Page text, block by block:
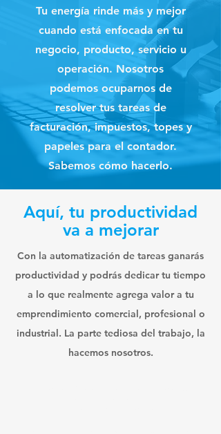
Tu energía rinde más y mejor
cuando está enfocada en tu
negocio, producto, servicio u
operación. Nosotros
podemos ocuparnos de
resolver tus tareas de
facturación, impuestos, topes y
papeles para el contador.
Sabemos cómo hacerlo.
Aquí, tu productividad
va a mejorar
Con la automatización de tareas ganarás
productividad y podrás dedicar tu tiempo
a lo que realmente agrega valor a tu
emprendimiento comercial, profesional o
industrial. La parte tediosa del trabajo, la
hacemos nosotros.